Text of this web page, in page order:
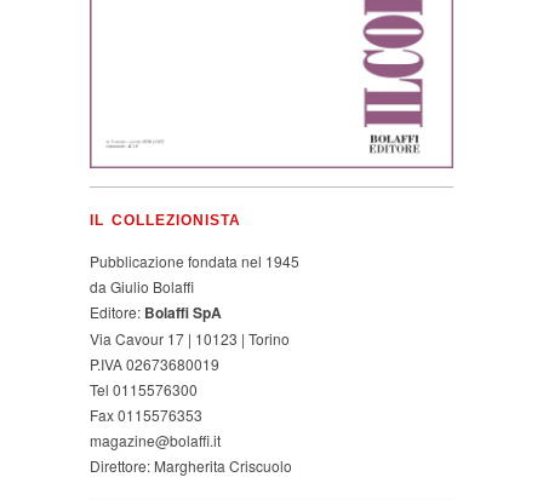
IL COLLEZIONISTA
Pubblicazione fondata nel 1945
da Giulio Bolaffi
Editore: Bolaffi SpA
Via Cavour 17 | 10123 | Torino
P.IVA 02673680019
Tel 0115576300
Fax 0115576353
magazine@bolaffi.it
Direttore: Margherita Criscuolo